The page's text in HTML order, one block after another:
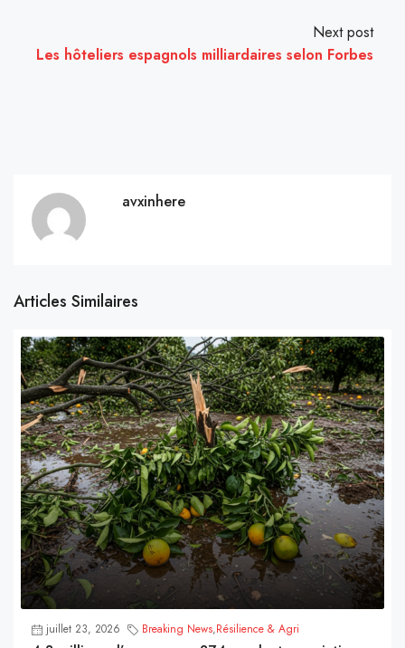
Next post
Les hôteliers espagnols milliardaires selon Forbes
avxinhere
Articles Similaires
juillet 23, 2026 Breaking News,Résilience & Agri